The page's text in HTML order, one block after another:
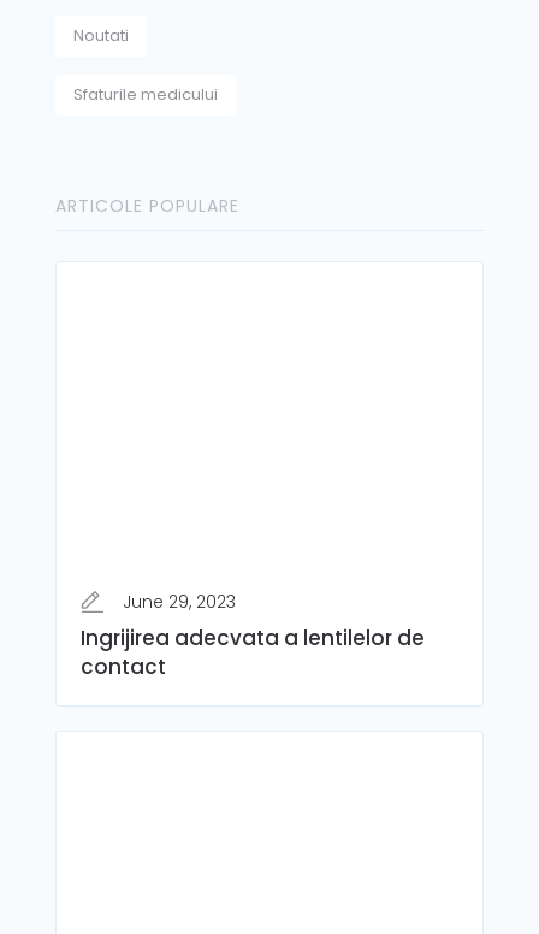
Noutati
Sfaturile medicului
ARTICOLE POPULARE
June 29, 2023
Ingrijirea adecvata a lentilelor de
contact